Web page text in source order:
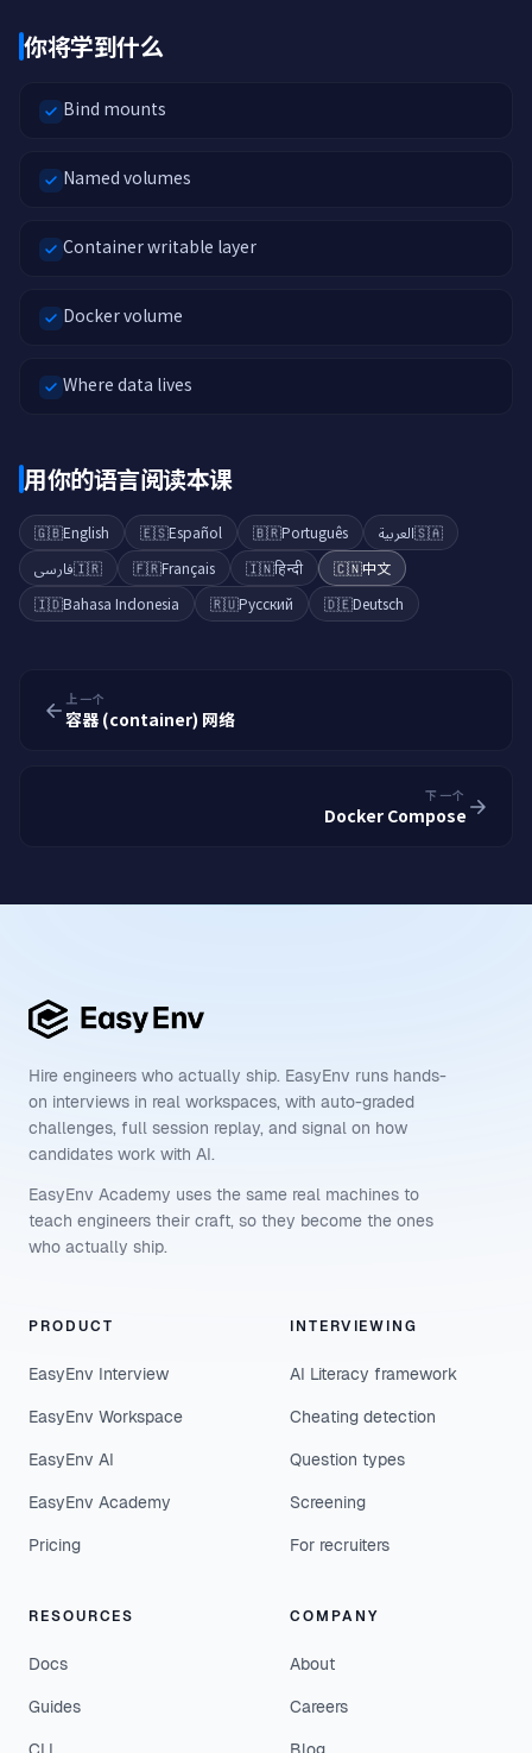
你将学到什么
Bind mounts
Named volumes
Container writable layer
Docker volume
Where data lives
用你的语言阅读本课
🇬🇧English 🇪🇸Español 🇧🇷Português 🇸🇦العربية
🇮🇷فارسی 🇫🇷Français 🇮🇳हिन्दी 🇨🇳中文
🇮🇩Bahasa Indonesia 🇷🇺Русский 🇩🇪Deutsch
上一个
容器 (container) 网络
下一个
Docker Compose
Hire engineers who actually ship. EasyEnv runs hands-
on interviews in real workspaces, with auto-graded
challenges, full session replay, and signal on how
candidates work with AI.
EasyEnv Academy uses the same real machines to
teach engineers their craft, so they become the ones
who actually ship.
PRODUCT
EasyEnv Interview
EasyEnv Workspace
EasyEnv AI
EasyEnv Academy
Pricing
INTERVIEWING
AI Literacy framework
Cheating detection
Question types
Screening
For recruiters
RESOURCES
Docs
Guides
COMPANY
About
Careers